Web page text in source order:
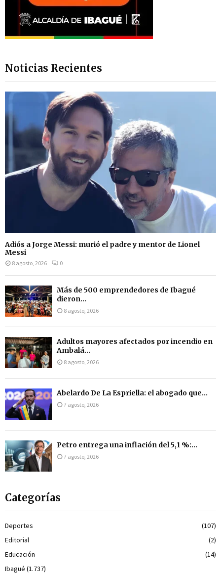
Noticias Recientes
Adiós a Jorge Messi: murió el padre y mentor de Lionel
Messi
8 agosto, 2026 0
Más de 500 emprendedores de Ibagué
dieron...
8 agosto, 2026
Adultos mayores afectados por incendio en
Ambalá...
8 agosto, 2026
Abelardo De La Espriella: el abogado que...
7 agosto, 2026
Petro entrega una inflación del 5,1 %:...
7 agosto, 2026
Categorías
Deportes
(107)
Editorial
(2)
Educación
(14)
Ibagué (1.737)